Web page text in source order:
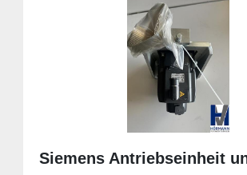
Siemens Antriebseinheit